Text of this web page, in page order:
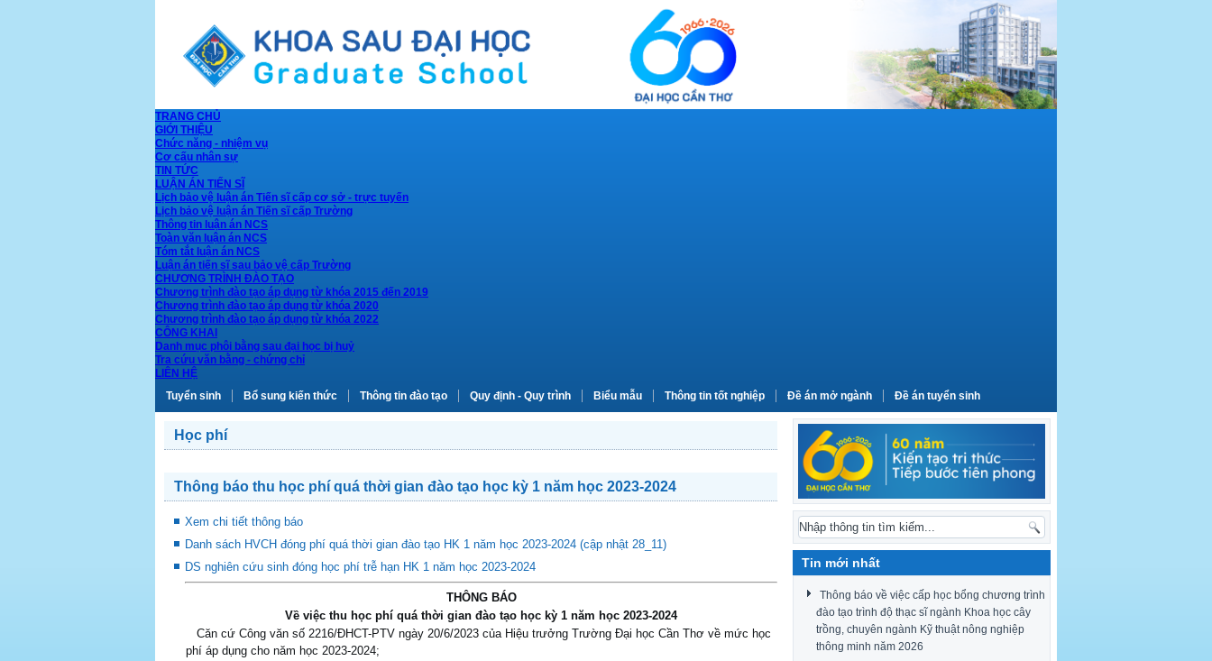
TRANG CHỦ
GIỚI THIỆU
Chức năng - nhiệm vụ
Cơ cấu nhân sự
TIN TỨC
LUẬN ÁN TIẾN SĨ
Lịch bảo vệ luận án Tiến sĩ cấp cơ sở - trực tuyến
Lịch bảo vệ luận án Tiến sĩ cấp Trường
Thông tin luận án NCS
Toàn văn luận án NCS
Tóm tắt luận án NCS
Luận án tiến sĩ sau bảo vệ cấp Trường
CHƯƠNG TRÌNH ĐÀO TẠO
Chương trình đào tạo áp dụng từ khóa 2015 đến 2019
Chương trình đào tạo áp dụng từ khóa 2020
Chương trình đào tạo áp dụng từ khóa 2022
CÔNG KHAI
Danh mục phôi bằng sau đại học bị huỷ
Tra cứu văn bằng - chứng chỉ
LIÊN HỆ
Tuyển sinh
Bổ sung kiến thức Thông tin đào tạo Quy định - Quy trình Biểu mẫu Thông tin tốt nghiệp Đề án mở ngành Đề án tuyển sinh
Học phí
Thông báo thu học phí quá thời gian đào tạo học kỳ 1 năm học 2023-2024
Xem chi tiết thông báo
Danh sách HVCH đóng phí quá thời gian đào tạo HK 1 năm học 2023-2024 (cập nhật 28_11)
DS nghiên cứu sinh đóng học phí trễ hạn HK 1 năm học 2023-2024
THÔNG BÁO
Về việc thu học phí quá thời gian đào tạo học kỳ 1 năm học 2023-2024
Căn cứ Công văn số 2216/ĐHCT-PTV ngày 20/6/2023 của Hiệu trưởng Trường Đại học Cần Thơ về mức học
phí áp dụng cho năm học 2023-2024;
Tin mới nhất
Thông báo về việc cấp học bổng chương trình
đào tạo trình độ thạc sĩ ngành Khoa học cây
trồng, chuyên ngành Kỹ thuật nông nghiệp
thông minh năm 2026